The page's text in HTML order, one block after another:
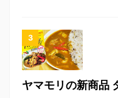
ヤマモリの新商品